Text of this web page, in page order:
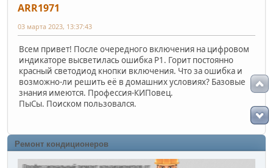
ARR1971
03 марта 2023, 13:37:43
Всем привет! После очередного включения на цифровом
индикаторе высветилась ошибка Р1. Горит постоянно
красный светодиод кнопки включения. Что за ошибка и
возможно-ли решить её в домашних условиях? Базовые
знания имеются. Профессия-КИПовец.
ПыСы. Поиском пользовался.
Ремонт кондиционеров